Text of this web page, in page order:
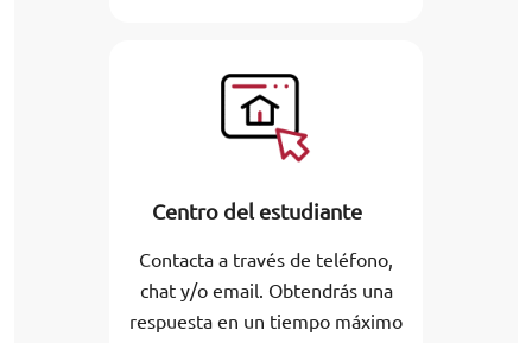
Centro del estudiante
Contacta a través de teléfono,
chat y/o email. Obtendrás una
respuesta en un tiempo máximo